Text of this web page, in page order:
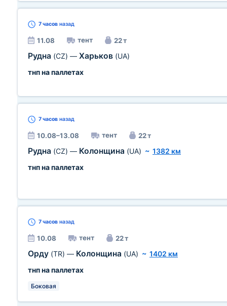
7 часов назад
11.08 тент 22 т
Рудна (CZ) — Харьков (UA)
тнп на паллетах
7 часов назад
10.08–13.08 тент 22 т
Рудна (CZ) — Колонщина (UA) ~ 1382 км
тнп на паллетах
7 часов назад
10.08 тент 22 т
Орду (TR) — Колонщина (UA) ~ 1402 км
тнп на паллетах
Боковая